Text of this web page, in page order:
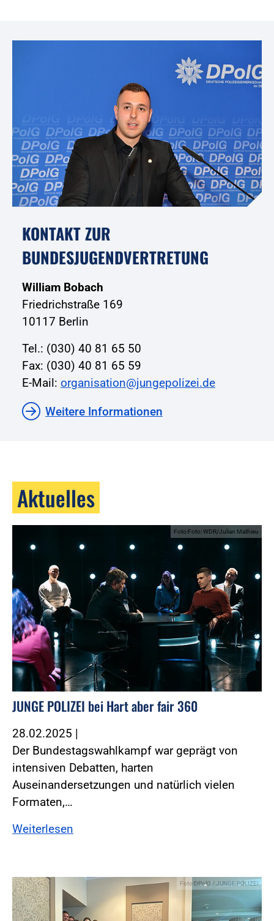
KONTAKT ZUR
BUNDESJUGENDVERTRETUNG
William Bobach
Friedrichstraße 169
10117 Berlin
Tel.: (030) 40 81 65 50
Fax: (030) 40 81 65 59
E-Mail: organisation@jungepolizei.de
Weitere Informationen
Aktuelles
Foto:Foto: WDR/Julian Mathieu
JUNGE POLIZEI bei Hart aber fair 360
28.02.2025 |
Der Bundestagswahlkampf war geprägt von
intensiven Debatten, harten
Auseinandersetzungen und natürlich vielen
Formaten,…
Weiterlesen
Foto:DPolG / JUNGE POLIZEI